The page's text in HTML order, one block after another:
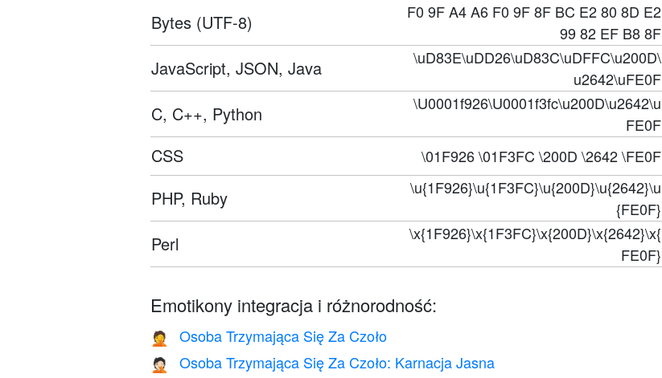
Bytes (UTF-8)
F0 9F A4 A6 F0 9F 8F BC E2 80 8D E2
99 82 EF B8 8F
JavaScript, JSON, Java
\uD83E\uDD26\uD83C\uDFFC\u200D\
u2642\uFE0F
C, C++, Python
\U0001f926\U0001f3fc\u200D\u2642\u
FE0F
CSS \01F926 \01F3FC \200D \2642 \FE0F
PHP, Ruby
\u{1F926}\u{1F3FC}\u{200D}\u{2642}\u
{FE0F}
Perl
\x{1F926}\x{1F3FC}\x{200D}\x{2642}\x{
FE0F}
Emotikony integracja i różnorodność:
🤦 Osoba Trzymająca Się Za Czoło
🤦🏻
Osoba Trzymająca Się Za Czoło: Karnacja Jasna